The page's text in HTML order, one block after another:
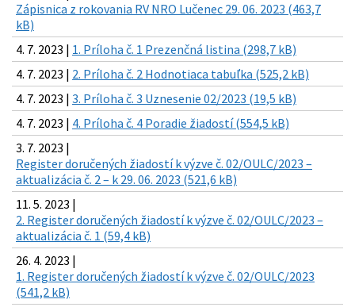
Zápisnica z rokovania RV NRO Lučenec 29. 06. 2023 (463,7
kB)
4. 7. 2023 | 1. Príloha č. 1 Prezenčná listina (298,7 kB)
4. 7. 2023 | 2. Príloha č. 2 Hodnotiaca tabuľka (525,2 kB)
4. 7. 2023 | 3. Príloha č. 3 Uznesenie 02/2023 (19,5 kB)
4. 7. 2023 | 4. Príloha č. 4 Poradie žiadostí (554,5 kB)
3. 7. 2023 |
Register doručených žiadostí k výzve č. 02/OULC/2023 –
aktualizácia č. 2 – k 29. 06. 2023 (521,6 kB)
11. 5. 2023 |
2. Register doručených žiadostí k výzve č. 02/OULC/2023 –
aktualizácia č. 1 (59,4 kB)
26. 4. 2023 |
1. Register doručených žiadostí k výzve č. 02/OULC/2023
(541,2 kB)